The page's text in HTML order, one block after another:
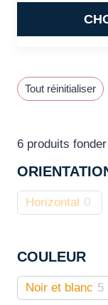
Tout réinitialiser
6 produits fonder
Horizontal 0
COULEUR
Noir et blanc 5